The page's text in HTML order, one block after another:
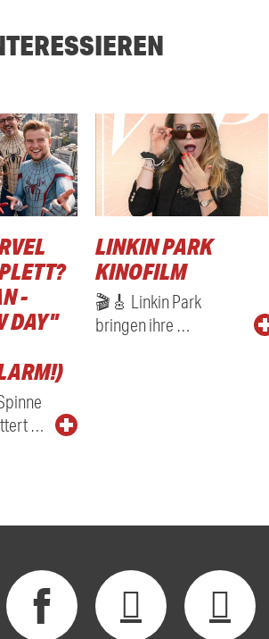
-
DAY"
…
LINKIN PARK
KINOFILM
🎬🎸 Linkin Park
bringen ihre …